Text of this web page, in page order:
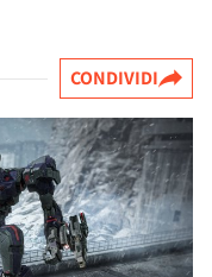
CONDIVIDI